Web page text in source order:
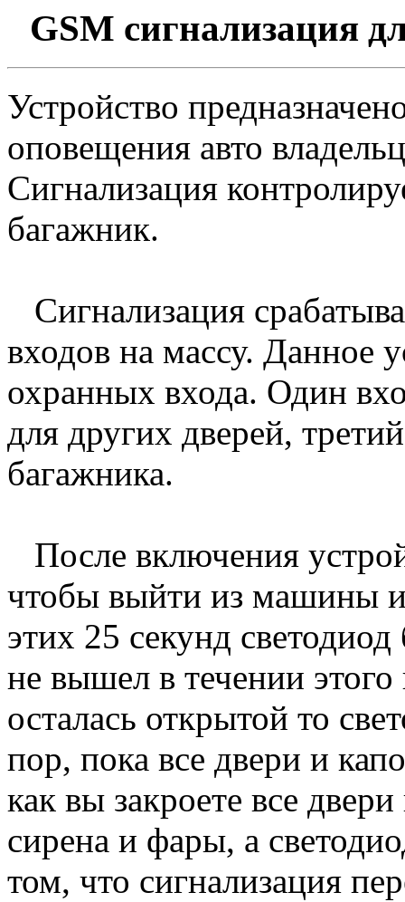
GSM сигнализация
Устройство
оповещения авто
Сигнализация
багажник.
Сигнализация
входов на массу. Данное
охранных входа. Один
для других дверей,
багажника.
После включения
чтобы выйти из машины и
этих 25 секунд
не вышел в течении
осталась открытой то
пор, пока все двери и
как вы закроете все
сирена и фары, а
том, что сигнализация